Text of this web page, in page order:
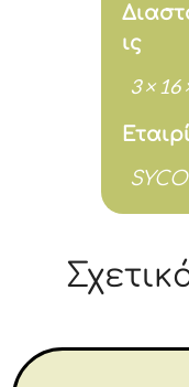
ις
3 × 16